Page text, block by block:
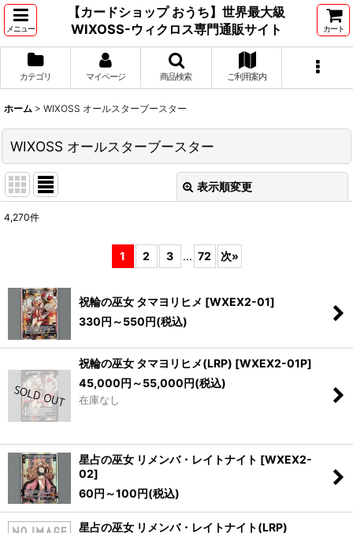
メニュー
【カードショップ おうち】世界最大級
WIXOSS-ウィクロス専門通販サイト
カート
カテゴリ マイページ 商品検索 ご利用案内
ホーム > WIXOSS オールスターブースター
WIXOSS オールスターブースター
表示順変更
サブカテゴリ
表示数:
並び順:
絞り込む
4,270件
1 2 3 ... 72 次»
祝輪の巫女 タマヨリヒメ [WXEX2-01]
330円 ～550円(税込)
祝輪の巫女 タマヨリヒメ(LRP) [WXEX2-01P]
45,000円 ～55,000円(税込)
在庫なし
星占の巫女 リメンバ・レイトナイト [WXEX2-
02]
60円 ～100円(税込)
星占の巫女 リメンバ・レイトナイト(LRP)